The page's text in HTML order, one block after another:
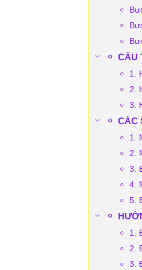
CẤU
1.
2.
3.
CÁC
1.
2.
3.
4.
5.
1.
2.
3.